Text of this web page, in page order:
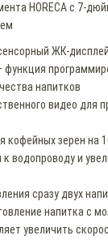
HORECA с 7-
ЖК-дисплей
функция
напитков
видео для
кофейных зерен на
водопроводу и
сразу двух
напитка с
увеличить